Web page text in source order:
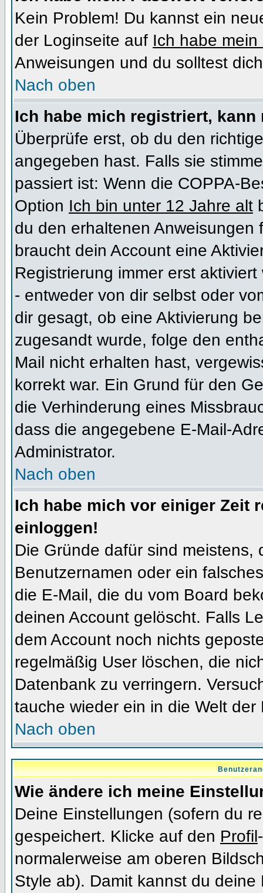
Kein Problem! Du kannst ein
der Loginseite auf Ich habe
Anweisungen und du solltest
Nach oben
Ich habe mich registriert,
Überprüfe erst, ob du den
angegeben hast. Falls sie
passiert ist: Wenn die COPPA-
Option Ich bin unter 12 Jahre alt
du den erhaltenen
braucht dein Account eine
Registrierung immer erst
- entweder von dir selbst oder
dir gesagt, ob eine Aktivierung
zugesandt wurde, folge den
Mail nicht erhalten hast,
korrekt war. Ein Grund für den
die Verhinderung eines
dass die angegebene E-Mail-
Administrator.
Nach oben
Ich habe mich vor einiger Zeit
einloggen!
Die Gründe dafür sind
Benutzernamen oder ein
die E-Mail, die du vom Board
deinen Account gelöscht. Falls
dem Account noch nichts
regelmäßig User löschen, die
Datenbank zu verringern.
tauche wieder ein in die Welt der
Nach oben
Wie ändere ich meine
Deine Einstellungen (sofern du
gespeichert. Klicke auf den Profil
normalerweise am oberen
Style ab). Damit kannst du